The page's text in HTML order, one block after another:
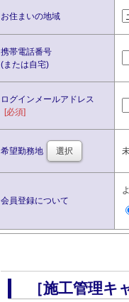
お住まいの地域
携帯電話番号
(または自宅)
ログインメールアドレス
[必須]
希望勤務地 選択
会員登録について
［施工管理